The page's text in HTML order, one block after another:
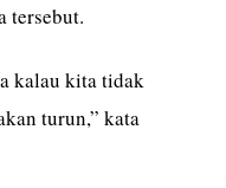
tersebut.
kalau kita tidak
turun,” kata